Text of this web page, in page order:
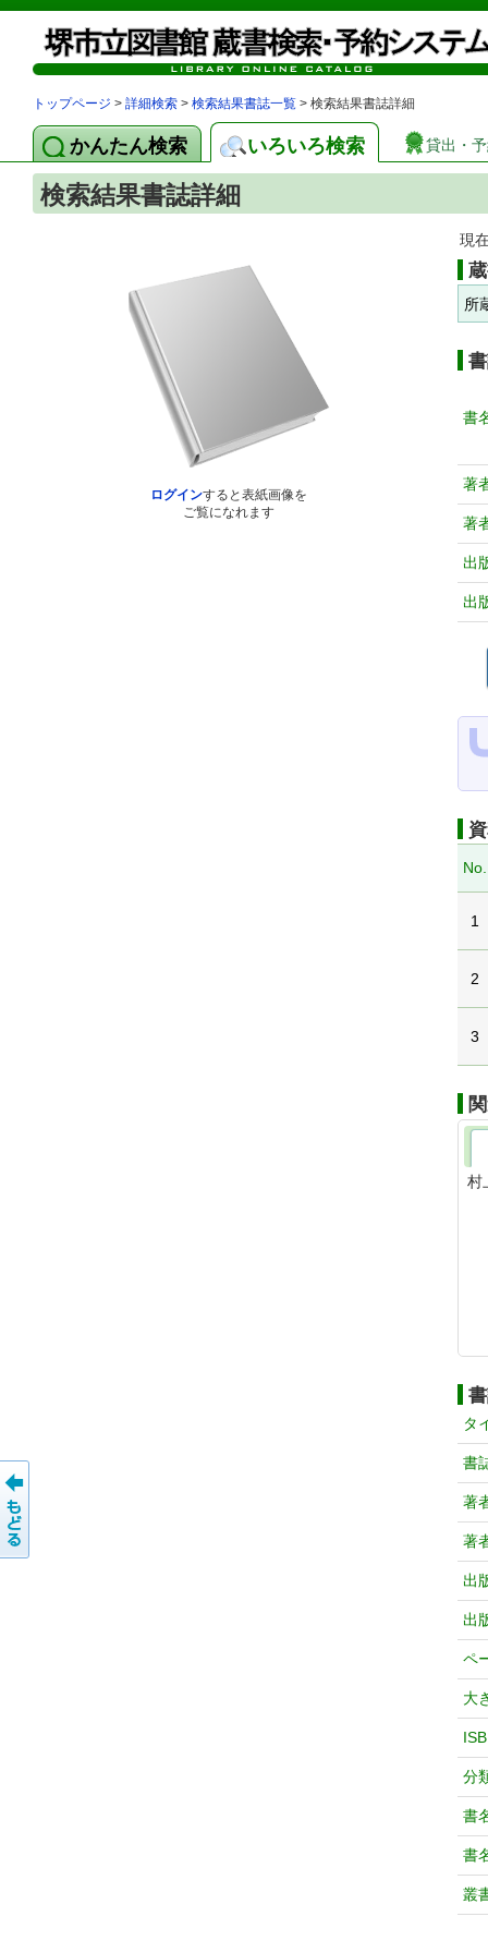
トップページ > 詳細検索 > 検索結果書誌一覧 > 検索結果書誌詳細
かんたん検索 いろいろ検索 貸出・
検索結果書誌詳細
ログインすると表紙画像を
ご覧になれます
現
所
書
著
著
出
出
No.
1
2
3
村
タ
書
著
著
出
出
ペ
大
分
書
書
叢